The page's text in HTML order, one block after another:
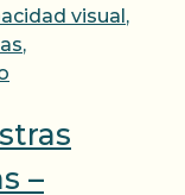
visual,
,
–